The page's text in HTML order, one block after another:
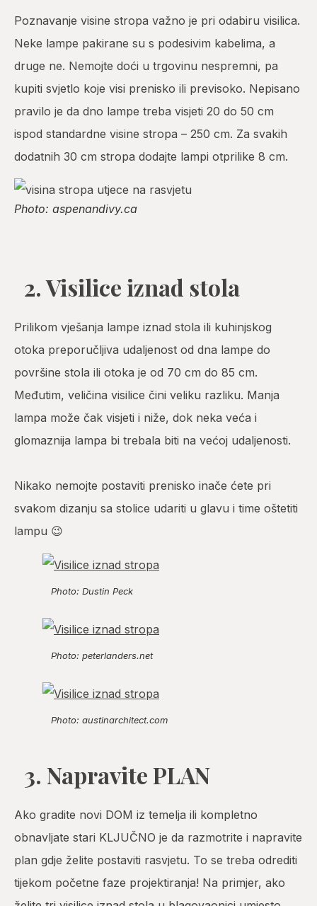
Poznavanje visine stropa važno je pri odabiru visilica.
Neke lampe pakirane su s podesivim kabelima, a
druge ne. Nemojte doći u trgovinu nespremni, pa
kupiti svjetlo koje visi prenisko ili previsoko. Nepisano
pravilo je da dno lampe treba visjeti 20 do 50 cm
ispod standardne visine stropa – 250 cm. Za svakih
dodatnih 30 cm stropa dodajte lampi otprilike 8 cm.
Photo: aspenandivy.ca
2. Visilice iznad stola
Prilikom vješanja lampe iznad stola ili kuhinjskog
otoka preporučljiva udaljenost od dna lampe do
površine stola ili otoka je od 70 cm do 85 cm.
Međutim, veličina visilice čini veliku razliku. Manja
lampa može čak visjeti i niže, dok neka veća i
glomaznija lampa bi trebala biti na većoj udaljenosti.
Nikako nemojte postaviti prenisko inače ćete pri
svakom dizanju sa stolice udariti u glavu i time oštetiti
lampu 😉
Photo: Dustin Peck
Photo: peterlanders.net
Photo: austinarchitect.com
3. Napravite PLAN
Ako gradite novi DOM iz temelja ili kompletno
obnavljate stari KLJUČNO je da razmotrite i napravite
plan gdje želite postaviti rasvjetu. To se treba odrediti
tijekom početne faze projektiranja! Na primjer, ako